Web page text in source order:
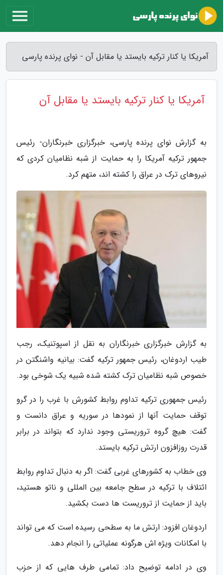
آمریکا یا کنار ترکیه بایستد یا مقابل آن - نوای پرنده پارسی
آمریکا یا کنار ترکیه بایستد یا مقابل آن
به گزارش نوای پرنده پارسی، خبرگزاری خبرنگاران- رئیس
جمهور ترکیه آمریکا را به حمایت از شبه نظامیان کردی که
نیروهای ترک در عراق را کشته اند، متهم کرد.
به گزارش خبرگزاری خبرنگاران به نقل از اسپوتنیک، رجب
طیب اردوغان، رئیس جمهور ترکیه گفت: بیانیه واشنگتن در
خصوص شبه نظامیان ترک کشته شده شبیه یک شوخی بود.
رئیس جمهوری ترکیه تداوم روابط کشورش با غرب را در گرو
توقف حمایت آنها از نمودها در سوریه و عراق دانست و
گفت: هیچ گروه تروریستی وجود ندارد که بتواند در برابر
قدرت روزافزون ارتش ترکیه بایستد.
وی خطاب به کشورهای غربی گفت: اگر به دنبال تداوم روابط
ائتلاف با ترکیه در سطح جامعه بین المللی و ناتو هستید،
باید از حمایت از تروریست ها دست بکشید.
اردوغان افزود: ارتش ما به سطحی رسیده است که می تواند
با امکانات ویژه اش هرگونه عملیاتی را انجام دهد.
وی در ادامه توضیح داد: تمامی طرف هایی که از حزب